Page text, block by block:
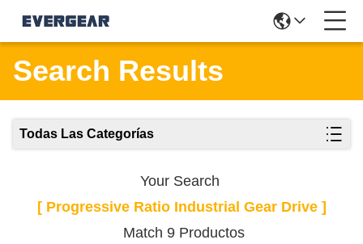
Search Results
Todas Las Categorías
Your Search
[ Progressive Ratio Industrial Gear Drive ]
Match 9 Productos